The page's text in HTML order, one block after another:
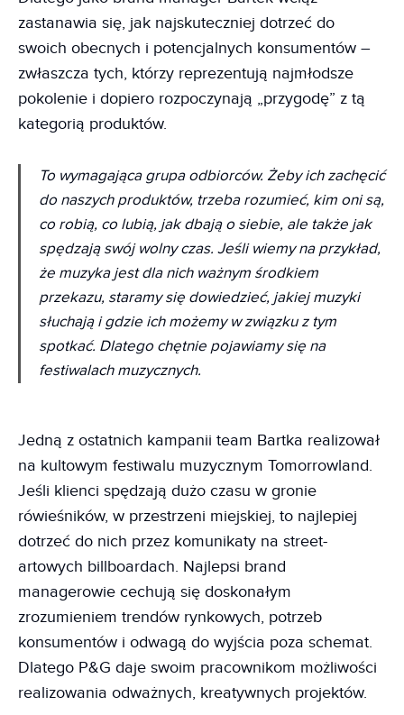
zastanawia się, jak najskuteczniej dotrzeć do
swoich obecnych i potencjalnych konsumentów –
zwłaszcza tych, którzy reprezentują najmłodsze
pokolenie i dopiero rozpoczynają „przygodę” z tą
kategorią produktów.
To wymagająca grupa odbiorców. Żeby ich zachęcić
do naszych produktów, trzeba rozumieć, kim oni są,
co robią, co lubią, jak dbają o siebie, ale także jak
spędzają swój wolny czas. Jeśli wiemy na przykład,
że muzyka jest dla nich ważnym środkiem
przekazu, staramy się dowiedzieć, jakiej muzyki
słuchają i gdzie ich możemy w związku z tym
spotkać. Dlatego chętnie pojawiamy się na
festiwalach muzycznych.
Jedną z ostatnich kampanii team Bartka realizował
na kultowym festiwalu muzycznym Tomorrowland.
Jeśli klienci spędzają dużo czasu w gronie
rówieśników, w przestrzeni miejskiej, to najlepiej
dotrzeć do nich przez komunikaty na street-
artowych billboardach. Najlepsi brand
managerowie cechują się doskonałym
zrozumieniem trendów rynkowych, potrzeb
konsumentów i odwagą do wyjścia poza schemat.
Dlatego P&G daje swoim pracownikom możliwości
realizowania odważnych, kreatywnych projektów.